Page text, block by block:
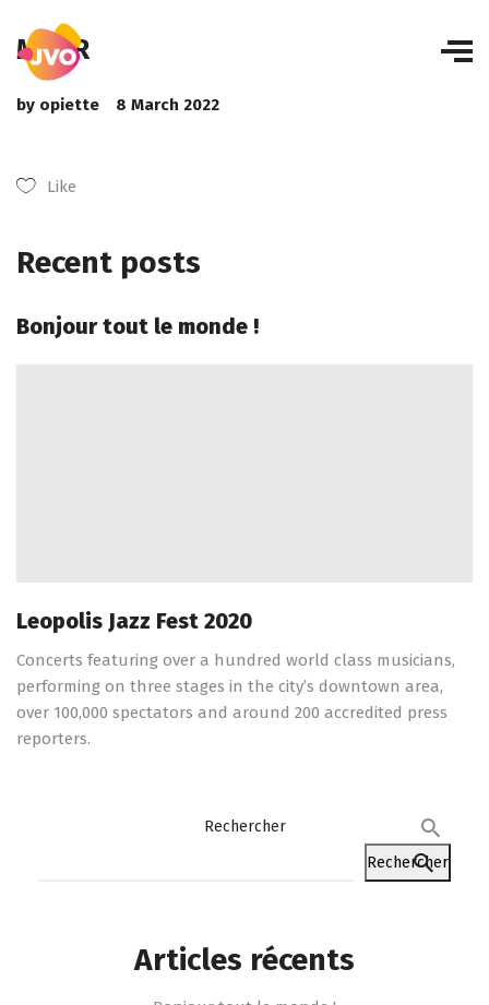
MTOR
by opiette 8 March 2022
Like
Recent posts
Bonjour tout le monde !
Leopolis Jazz Fest 2020
Concerts featuring over a hundred world class musicians,
performing on three stages in the city’s downtown area,
over 100,000 spectators and around 200 accredited press
reporters.
Rechercher
Rechercher
Articles récents